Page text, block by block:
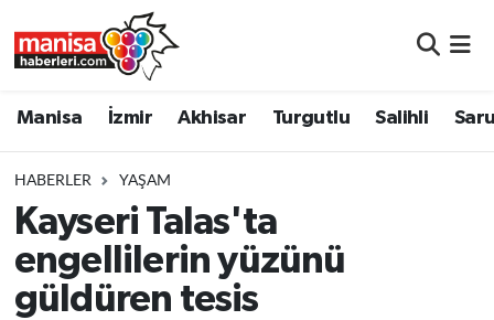
Manisa İzmir Akhisar Turgutlu Salihli
HABERLER YAŞAM
Kayseri Talas'ta
engellilerin yüzünü
güldüren tesis
Turgutlu
Salihli
Manisa Nöbetçi Eczaneler
Manisa Trafik Yoğunluk Haritası
Süper Lig Puan Durumu ve Fikstür